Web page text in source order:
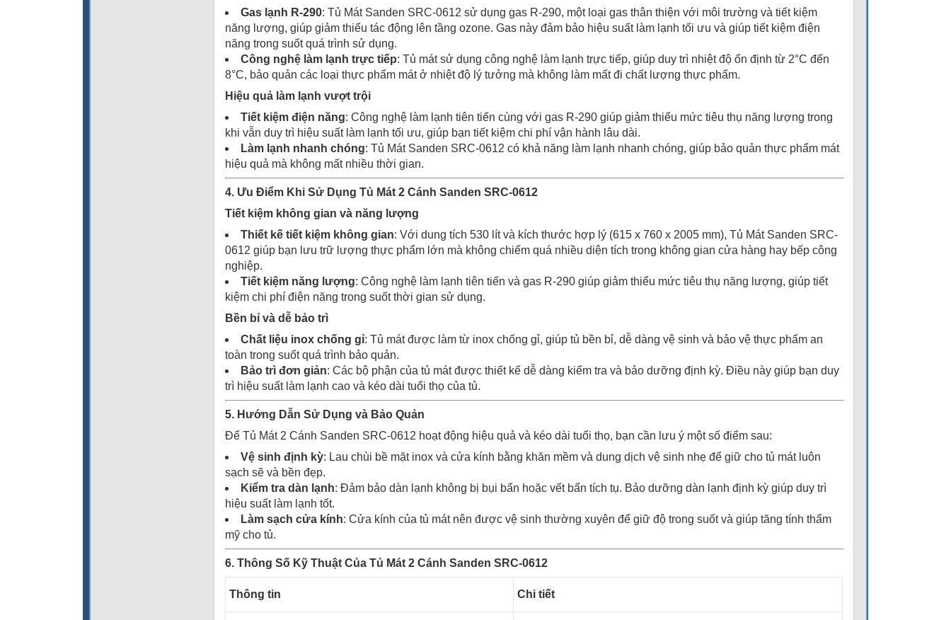
Gas lạnh R-290: Tủ Mát Sanden SRC-0612 sử dụng gas R-290, một loại gas thân thiện với môi trường và tiết kiệm
năng lượng, giúp giảm thiểu tác động lên tầng ozone. Gas này đảm bảo hiệu suất làm lạnh tối ưu và giúp tiết kiệm điện
năng trong suốt quá trình sử dụng.
Công nghệ làm lạnh trực tiếp: Tủ mát sử dụng công nghệ làm lạnh trực tiếp, giúp duy trì nhiệt độ ổn định từ 2°C đến
8°C, bảo quản các loại thực phẩm mát ở nhiệt độ lý tưởng mà không làm mất đi chất lượng thực phẩm.
Hiệu quả làm lạnh vượt trội
Tiết kiệm điện năng: Công nghệ làm lạnh tiên tiến cùng với gas R-290 giúp giảm thiểu mức tiêu thụ năng lượng trong
khi vẫn duy trì hiệu suất làm lạnh tối ưu, giúp bạn tiết kiệm chi phí vận hành lâu dài.
Làm lạnh nhanh chóng: Tủ Mát Sanden SRC-0612 có khả năng làm lạnh nhanh chóng, giúp bảo quản thực phẩm mát
hiệu quả mà không mất nhiều thời gian.
4. Ưu Điểm Khi Sử Dụng Tủ Mát 2 Cánh Sanden SRC-0612
Tiết kiệm không gian và năng lượng
Thiết kế tiết kiệm không gian: Với dung tích 530 lít và kích thước hợp lý (615 x 760 x 2005 mm), Tủ Mát Sanden SRC-
0612 giúp bạn lưu trữ lượng thực phẩm lớn mà không chiếm quá nhiều diện tích trong không gian cửa hàng hay bếp công
nghiệp.
Tiết kiệm năng lượng: Công nghệ làm lạnh tiên tiến và gas R-290 giúp giảm thiểu mức tiêu thụ năng lượng, giúp tiết
kiệm chi phí điện năng trong suốt thời gian sử dụng.
Bền bỉ và dễ bảo trì
Chất liệu inox chống gỉ: Tủ mát được làm từ inox chống gỉ, giúp tủ bền bỉ, dễ dàng vệ sinh và bảo vệ thực phẩm an
toàn trong suốt quá trình bảo quản.
Bảo trì đơn giản: Các bộ phận của tủ mát được thiết kế dễ dàng kiểm tra và bảo dưỡng định kỳ. Điều này giúp bạn duy
trì hiệu suất làm lạnh cao và kéo dài tuổi thọ của tủ.
5. Hướng Dẫn Sử Dụng và Bảo Quản
Để Tủ Mát 2 Cánh Sanden SRC-0612 hoạt động hiệu quả và kéo dài tuổi thọ, bạn cần lưu ý một số điểm sau:
Vệ sinh định kỳ: Lau chùi bề mặt inox và cửa kính bằng khăn mềm và dung dịch vệ sinh nhẹ để giữ cho tủ mát luôn
sạch sẽ và bền đẹp.
Kiểm tra dàn lạnh: Đảm bảo dàn lạnh không bị bụi bẩn hoặc vết bẩn tích tụ. Bảo dưỡng dàn lạnh định kỳ giúp duy trì
hiệu suất làm lạnh tốt.
Làm sạch cửa kính: Cửa kính của tủ mát nên được vệ sinh thường xuyên để giữ độ trong suốt và giúp tăng tính thẩm
mỹ cho tủ.
6. Thông Số Kỹ Thuật Của Tủ Mát 2 Cánh Sanden SRC-0612
Thông tin Chi tiết